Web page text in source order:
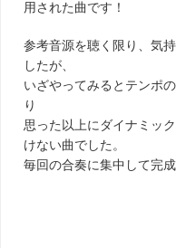
用された曲です！
参考音源を聴く限り、気
したが、
いざやってみるとテンポ
り
思った以上にダイナミッ
けない曲でした。
毎回の合奏に集中して完